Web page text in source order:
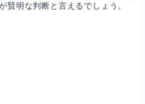
賢明な判断と言えるでしょう。